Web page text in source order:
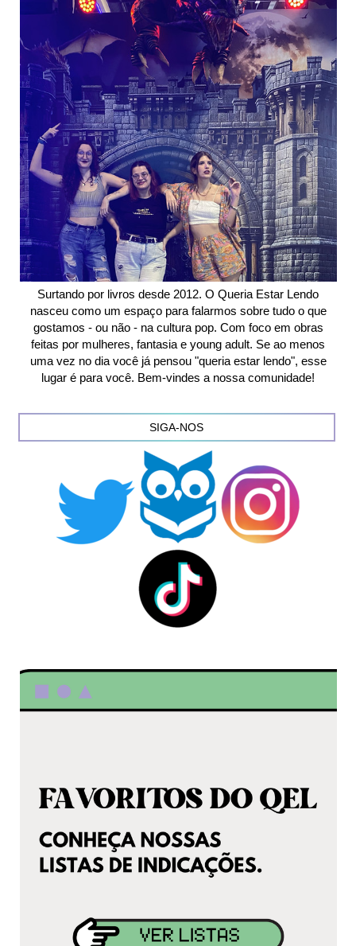
Surtando por livros desde 2012. O Queria Estar Lendo
nasceu como um espaço para falarmos sobre tudo o que
gostamos - ou não - na cultura pop. Com foco em obras
feitas por mulheres, fantasia e young adult. Se ao menos
uma vez no dia você já pensou "queria estar lendo", esse
lugar é para você. Bem-vindes a nossa comunidade!
SIGA-NOS